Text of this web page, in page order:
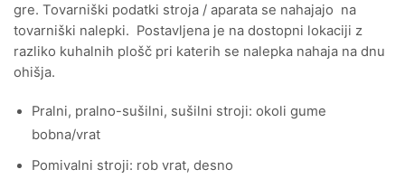
gre. Tovarniški podatki stroja / aparata se nahajajo na
tovarniški nalepki. Postavljena je na dostopni lokaciji z
razliko kuhalnih plošč pri katerih se nalepka nahaja na dnu
ohišja.
Pralni, pralno-sušilni, sušilni stroji: okoli gume
bobna/vrat
Pomivalni stroji: rob vrat, desno